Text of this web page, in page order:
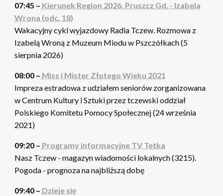
07:45 – Kierunek Region 2026. Pruszcz Gd. - Izabela
Wrona (odc. 18)
Wakacyjny cykl wyjazdowy Radia Tczew. Rozmowa z
Izabelą Wroną z Muzeum Miodu w Pszczółkach (5
sierpnia 2026)
08:00 – Miss i Mister Złotego Wieku 2021
Impreza estradowa z udziałem seniorów zorganizowana
w Centrum Kultury i Sztuki przez tczewski oddział
Polskiego Komitetu Pomocy Społecznej (24 września
2021)
09:20 – Programy informacyjne TV Tetka
Nasz Tczew - magazyn wiadomości lokalnych (3215).
Pogoda - prognoza na najbliższą dobę
09:40 – Dzieje się